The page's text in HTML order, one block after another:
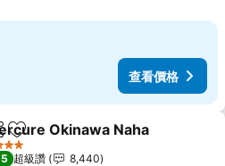
查看價格
加入我的最愛
Okinawa Naha
級
超級讚
8,440